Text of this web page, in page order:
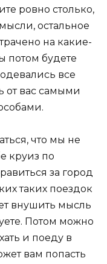
ровно столько,
остальное
на какие-
потом будете
все
от вас самыми
что мы не
круиз по
за город
таких поездок
внушить мысль
Потом можно
и поеду в
вам попасть